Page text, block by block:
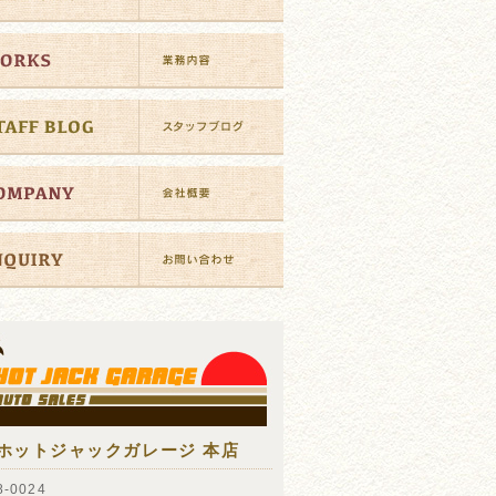
ットジャックガレージ 本店
0024